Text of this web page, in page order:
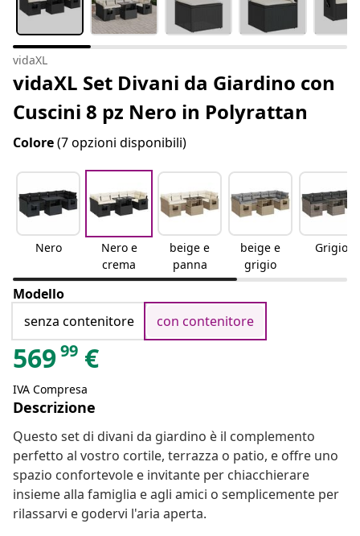
vidaXL
vidaXL Set Divani da Giardino con
Cuscini 8 pz Nero in Polyrattan
Colore(7 opzioni disponibili)
Nero
Nero e
crema
beige e
panna
beige e
grigio
Grigio
Modello
senza contenitore
con contenitore
56999 €
IVA Compresa
Descrizione
Questo set di divani da giardino è il complemento
perfetto al vostro cortile, terrazza o patio, e offre uno
spazio confortevole e invitante per chiacchierare
insieme alla famiglia e agli amici o semplicemente per
rilassarvi e godervi l'aria aperta.